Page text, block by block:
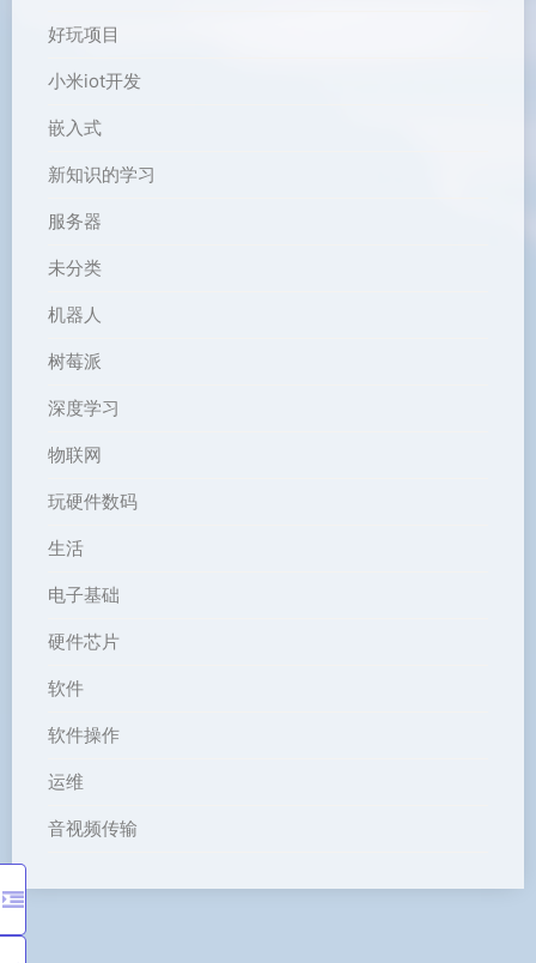
好玩项目
小米iot开发
嵌入式
新知识的学习
服务器
未分类
机器人
树莓派
深度学习
物联网
玩硬件数码
生活
电子基础
硬件芯片
软件
软件操作
运维
音视频传输